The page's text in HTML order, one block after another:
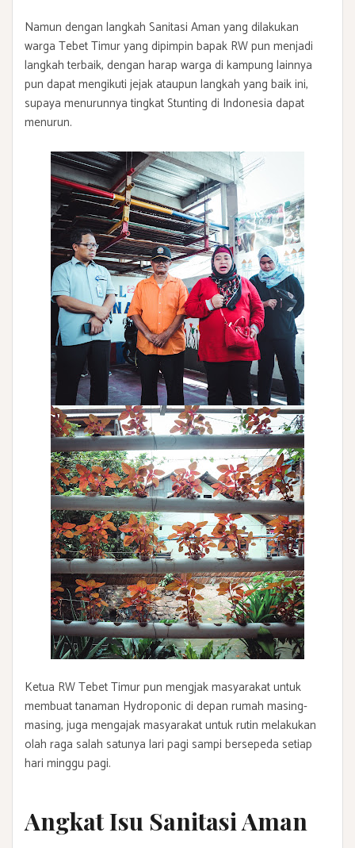
Namun dengan langkah Sanitasi Aman yang dilakukan
warga Tebet Timur yang dipimpin bapak RW pun menjadi
langkah terbaik, dengan harap warga di kampung lainnya
pun dapat mengikuti jejak ataupun langkah yang baik ini,
supaya menurunnya tingkat Stunting di Indonesia dapat
menurun.
Ketua RW Tebet Timur pun mengjak masyarakat untuk
membuat tanaman Hydroponic di depan rumah masing-
masing, juga mengajak masyarakat untuk rutin melakukan
olah raga salah satunya lari pagi sampi bersepeda setiap
hari minggu pagi.
Angkat Isu Sanitasi Aman